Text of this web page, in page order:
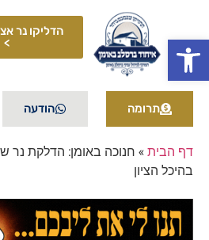
פתח סרגל נגישות
הדליקו נר
>
תרומה הודעה
דף הבית» חנוכה באומן: הדלקת נר
בהיכל הציון